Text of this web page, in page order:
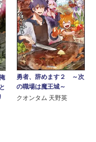
勇者、辞めます２ ～次
の職場は魔王城～
クオンタム 天野英